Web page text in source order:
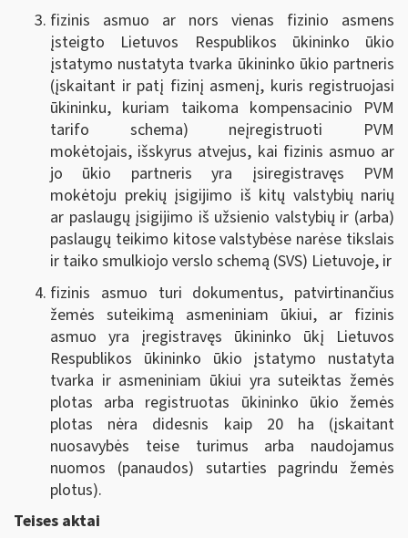
fizinis asmuo ar nors vienas fizinio asmens
įsteigto Lietuvos Respublikos ūkininko ūkio
įstatymo nustatyta tvarka ūkininko ūkio partneris
(įskaitant ir patį fizinį asmenį, kuris registruojasi
ūkininku, kuriam taikoma kompensacinio PVM
tarifo schema) neįregistruoti PVM
mokėtojais, išskyrus atvejus, kai fizinis asmuo ar
jo ūkio partneris yra įsiregistravęs PVM
mokėtoju prekių įsigijimo iš kitų valstybių narių
ar paslaugų įsigijimo iš užsienio valstybių ir (arba)
paslaugų teikimo kitose valstybėse narėse tikslais
ir taiko smulkiojo verslo schemą (SVS) Lietuvoje, ir
fizinis asmuo turi dokumentus, patvirtinančius
žemės suteikimą asmeniniam ūkiui, ar fizinis
asmuo yra įregistravęs ūkininko ūkį Lietuvos
Respublikos ūkininko ūkio įstatymo nustatyta
tvarka ir asmeniniam ūkiui yra suteiktas žemės
plotas arba registruotas ūkininko ūkio žemės
plotas nėra didesnis kaip 20 ha (įskaitant
nuosavybės teise turimus arba naudojamus
nuomos (panaudos) sutarties pagrindu žemės
plotus).
Teises aktai